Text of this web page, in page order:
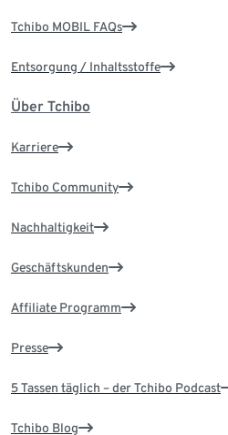
Tchibo MOBIL FAQs
Entsorgung / Inhaltsstoffe
Über Tchibo
Karriere
Tchibo Community
Nachhaltigkeit
Geschäftskunden
Affiliate Programm
Presse
5 Tassen täglich – der Tchibo Podcast
Tchibo Blog